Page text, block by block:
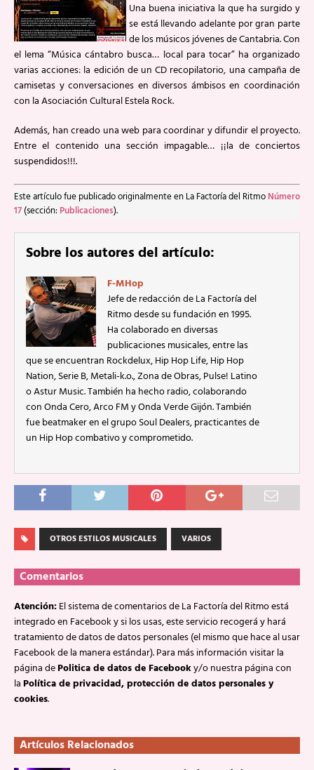
Una buena iniciativa la que ha surgido y
se está llevando adelante por gran parte
de los músicos jóvenes de Cantabria. Con
el lema “Música cántabro busca… local para tocar” ha organizado
varias acciones: la edición de un CD recopilatorio, una campaña de
camisetas y conversaciones en diversos ámbisos en coordinación
con la Asociación Cultural Estela Rock.
Además, han creado una web para coordinar y difundir el proyecto.
Entre el contenido una sección impagable… ¡¡la de conciertos
suspendidos!!!.
Este artículo fue publicado originalmente en La Factoría del Ritmo Número
17 (sección: Publicaciones).
Sobre los autores del artículo:
F-MHop
Jefe de redacción de La Factoría del
Ritmo desde su fundación en 1995.
Ha colaborado en diversas
publicaciones musicales, entre las
que se encuentran Rockdelux, Hip Hop Life, Hip Hop
Nation, Serie B, Metali-k.o., Zona de Obras, Pulse! Latino
o Astur Music. También ha hecho radio, colaborando
con Onda Cero, Arco FM y Onda Verde Gijón. También
fue beatmaker en el grupo Soul Dealers, practicantes de
un Hip Hop combativo y comprometido.
OTROS ESTILOS MUSICALES VARIOS
Comentarios
Atención:El sistema de comentarios de La Factoría del Ritmo está
integrado en Facebook y si los usas, este servicio recogerá y hará
tratamiento de datos de datos personales (el mismo que hace al usar
Facebook de la manera estándar). Para más información visitar la
página dePolitica de datos de Facebooky/o nuestra página con
laPolítica de privacidad, protección de datos personales y
cookies.
Artículos Relacionados